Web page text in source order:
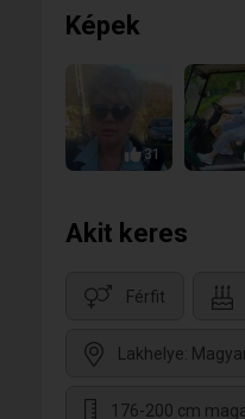
Képek
31
Akit keres
Férfit
Lakhelye:
176-200 cm